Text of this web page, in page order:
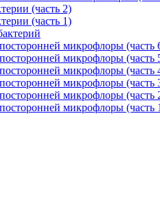
(часть 2)
(часть 1)
микрофлоры (часть
микрофлоры (часть
микрофлоры (часть
микрофлоры (часть
микрофлоры (часть
микрофлоры (часть